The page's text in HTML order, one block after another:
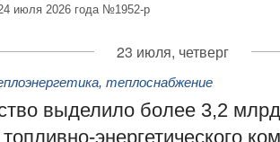
июля 2026 года №1952-р
23 июля, четверг
теплоснабжение
выделило более 3,2
энергетического